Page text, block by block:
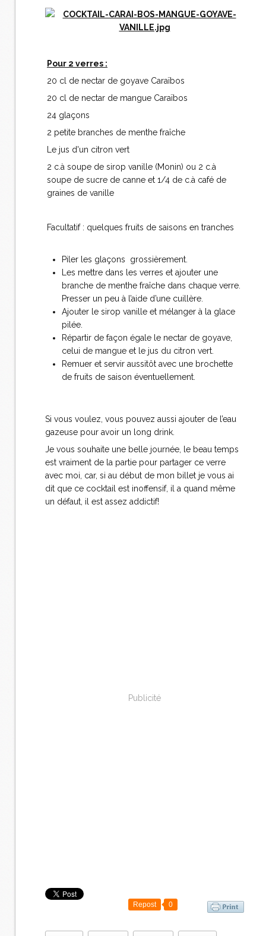
Pour 2 verres :
20 cl de nectar de goyave Caraïbos
20 cl de nectar de mangue Caraïbos
24 glaçons
2 petite branches de menthe fraîche
Le jus d'un citron vert
2 c.à soupe de sirop vanille (Monin) ou 2 c.à
soupe de sucre de canne et 1/4 de c.à café de
graines de vanille
Facultatif : quelques fruits de saisons en tranches
Piler les glaçons grossièrement.
Les mettre dans les verres et ajouter une
branche de menthe fraîche dans chaque verre.
Presser un peu à l’aide d’une cuillère.
Ajouter le sirop vanille et mélanger à la glace
pilée.
Répartir de façon égale le nectar de goyave,
celui de mangue et le jus du citron vert.
Remuer et servir aussitôt avec une brochette
de fruits de saison éventuellement.
Si vous voulez, vous pouvez aussi ajouter de l’eau
gazeuse pour avoir un long drink.
Je vous souhaite une belle journée, le beau temps
est vraiment de la partie pour partager ce verre
avec moi, car, si au début de mon billet je vous ai
dit que ce cocktail est inoffensif, il a quand même
un défaut, il est assez addictif!
Publicité
Repost 0